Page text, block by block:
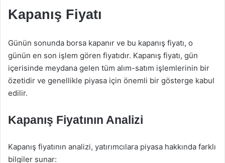
Kapanış Fiyatı
Günün sonunda borsa kapanır ve bu kapanış fiyatı, o
günün en son işlem gören fiyatıdır. Kapanış fiyatı, gün
içerisinde meydana gelen tüm alım-satım işlemlerinin bir
özetidir ve genellikle piyasa için önemli bir gösterge kabul
edilir.
Kapanış Fiyatının Analizi
Kapanış fiyatının analizi, yatırımcılara piyasa hakkında farklı
bilgiler sunar: